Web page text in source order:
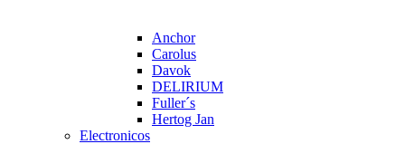
Anchor
Carolus
Davok
DELIRIUM
Fuller´s
Hertog Jan
Electronicos